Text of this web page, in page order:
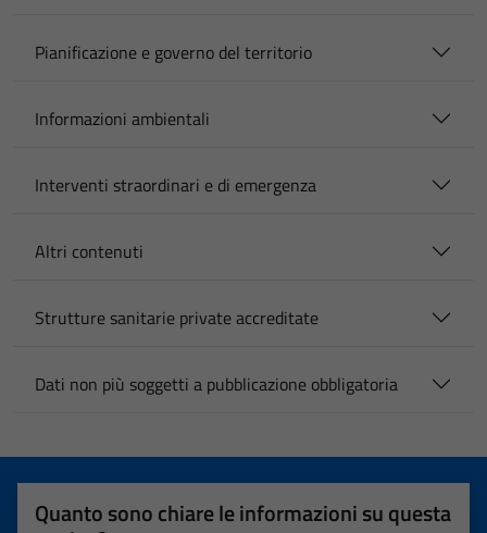
Pianificazione e governo del territorio
Informazioni ambientali
Interventi straordinari e di emergenza
Altri contenuti
Strutture sanitarie private accreditate
Dati non più soggetti a pubblicazione obbligatoria
Quanto sono chiare le informazioni su questa